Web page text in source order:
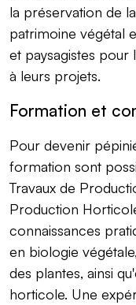
la préservation de
patrimoine végétal
et paysagistes pour
à leurs projets.
Formation et
Pour devenir
formation sont
Travaux de
Production
connaissances
en biologie
des plantes, ainsi
horticole. Une